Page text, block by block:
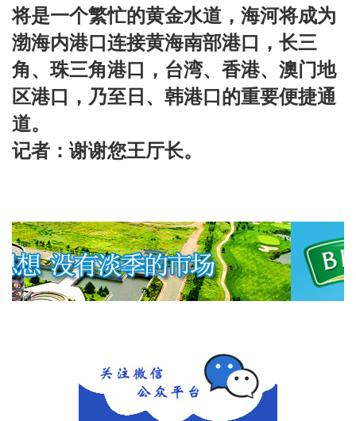
将是一个繁忙的黄金水道，海河将成为
渤海内港口连接黄海南部港口，长三
角、珠三角港口，台湾、香港、澳门地
区港口，乃至日、韩港口的重要便捷通
道。
记者：谢谢您王厅长。